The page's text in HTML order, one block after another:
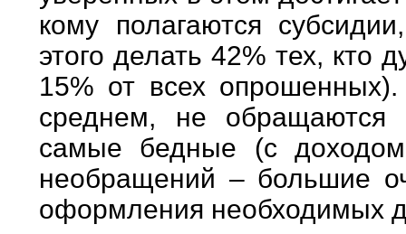
кому полагаются
этого делать 42% тех, кто
15% от всех
среднем, не
самые бедные (с
необращений – большие
оформления необходимых